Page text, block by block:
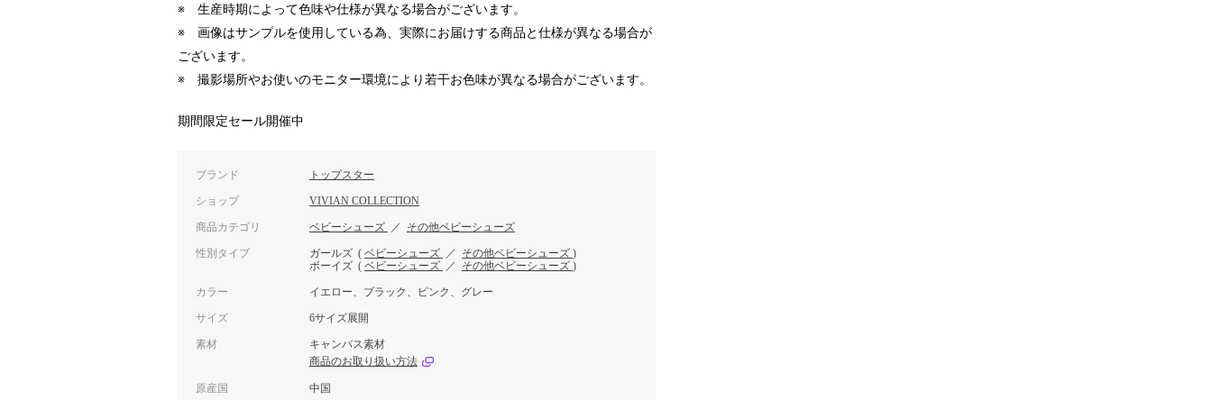
※ 生産時期によって色味や仕様が異なる場合がございます。
※ 画像はサンプルを使用している為、実際にお届けする商品と仕様が異なる場合が
ございます。
※ 撮影場所やお使いのモニター環境により若干お色味が異なる場合がございます。
期間限定セール開催中
ブランド トップスター
ショップ VIVIAN COLLECTION
商品カテゴリ ベビーシューズ ／ その他ベビーシューズ
性別タイプ ガールズ ( ベビーシューズ ／ その他ベビーシューズ )
ボーイズ ( ベビーシューズ ／ その他ベビーシューズ )
カラー イエロー、ブラック、ピンク、グレー
サイズ 6サイズ展開
素材
キャンバス素材
商品のお取り扱い方法
原産国 中国